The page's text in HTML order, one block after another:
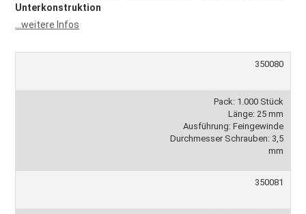
Unterkonstruktion
...weitere Infos
350080
Pack: 1.000 Stück
Länge: 25 mm
Ausführung: Feingewinde
Durchmesser Schrauben: 3,5
mm
350081